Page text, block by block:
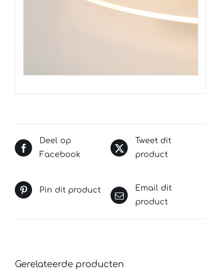
Deel op
Facebook
Tweet dit
product
Pin dit product
Email dit
product
Gerelateerde producten